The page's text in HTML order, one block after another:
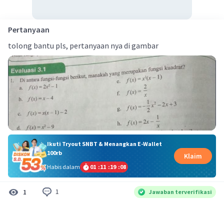
Pertanyaan
tolong bantu pls, pertanyaan nya di gambar
Ikuti Tryout SNBT & Menangkan E-Wallet
100rb
Habis dalam
01 :11 :19 :08
Klaim
1 1 Jawaban terverifikasi